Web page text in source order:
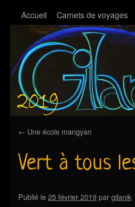
Accueil Carnets de voyages
← Une école mangyan
Vert à tous
Publié le25 février 2019pargilanik